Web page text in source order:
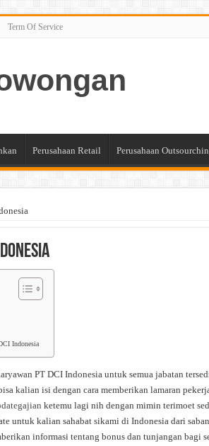
Term Of Service
Perusahaan Retail Perusahaan
Indonesia
PT DCI Indonesia untuk semua jabatan
kalian isi dengan cara memberikan lamaran
ketemu lagi nih dengan mimin terimoet
untuk kalian sahabat sikami di Indonesia dari
informasi tentang bonus dan tunjangan bagi